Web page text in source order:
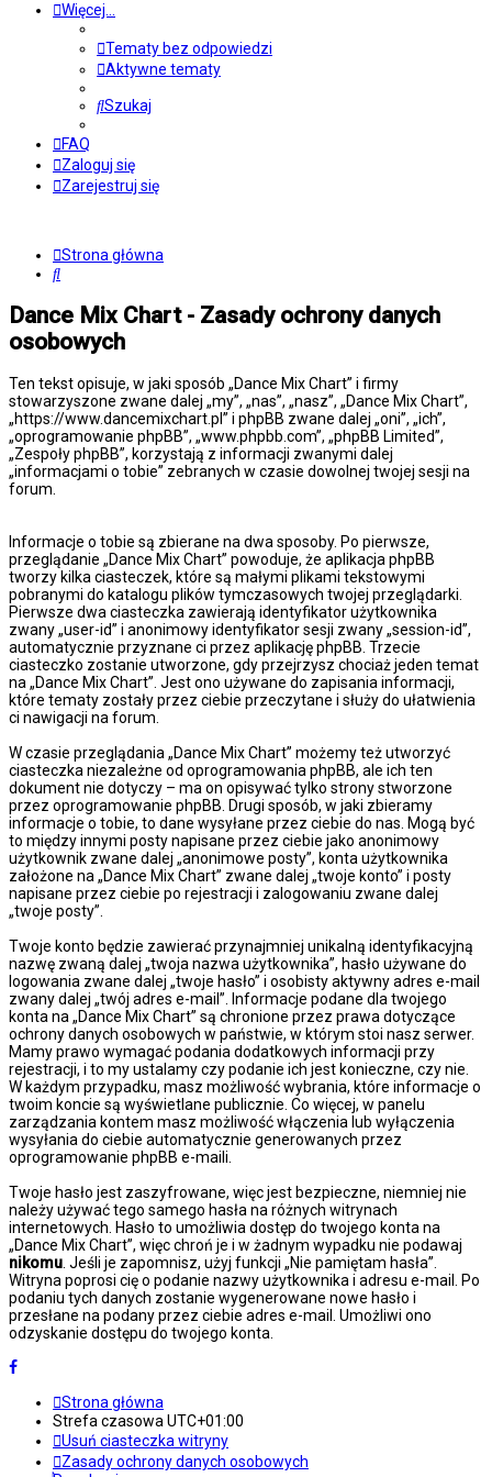
Więcej…
Tematy bez odpowiedzi
Aktywne tematy
Szukaj
FAQ
Zaloguj się
Zarejestruj się
Strona główna
Szukaj
Dance Mix Chart - Zasady ochrony danych
osobowych
Ten tekst opisuje, w jaki sposób „Dance Mix Chart” i firmy
stowarzyszone zwane dalej „my”, „nas”, „nasz”, „Dance Mix Chart”,
„https://www.dancemixchart.pl” i phpBB zwane dalej „oni”, „ich”,
„oprogramowanie phpBB”, „www.phpbb.com”, „phpBB Limited”,
„Zespoły phpBB”, korzystają z informacji zwanymi dalej
„informacjami o tobie” zebranych w czasie dowolnej twojej sesji na
forum.
Informacje o tobie są zbierane na dwa sposoby. Po pierwsze,
przeglądanie „Dance Mix Chart” powoduje, że aplikacja phpBB
tworzy kilka ciasteczek, które są małymi plikami tekstowymi
pobranymi do katalogu plików tymczasowych twojej przeglądarki.
Pierwsze dwa ciasteczka zawierają identyfikator użytkownika
zwany „user-id” i anonimowy identyfikator sesji zwany „session-id”,
automatycznie przyznane ci przez aplikację phpBB. Trzecie
ciasteczko zostanie utworzone, gdy przejrzysz chociaż jeden temat
na „Dance Mix Chart”. Jest ono używane do zapisania informacji,
które tematy zostały przez ciebie przeczytane i służy do ułatwienia
ci nawigacji na forum.
W czasie przeglądania „Dance Mix Chart” możemy też utworzyć
ciasteczka niezależne od oprogramowania phpBB, ale ich ten
dokument nie dotyczy – ma on opisywać tylko strony stworzone
przez oprogramowanie phpBB. Drugi sposób, w jaki zbieramy
informacje o tobie, to dane wysyłane przez ciebie do nas. Mogą być
to między innymi posty napisane przez ciebie jako anonimowy
użytkownik zwane dalej „anonimowe posty”, konta użytkownika
założone na „Dance Mix Chart” zwane dalej „twoje konto” i posty
napisane przez ciebie po rejestracji i zalogowaniu zwane dalej
„twoje posty”.
Twoje konto będzie zawierać przynajmniej unikalną identyfikacyjną
nazwę zwaną dalej „twoja nazwa użytkownika”, hasło używane do
logowania zwane dalej „twoje hasło” i osobisty aktywny adres e-mail
zwany dalej „twój adres e-mail”. Informacje podane dla twojego
konta na „Dance Mix Chart” są chronione przez prawa dotyczące
ochrony danych osobowych w państwie, w którym stoi nasz serwer.
Mamy prawo wymagać podania dodatkowych informacji przy
rejestracji, i to my ustalamy czy podanie ich jest konieczne, czy nie.
W każdym przypadku, masz możliwość wybrania, które informacje o
twoim koncie są wyświetlane publicznie. Co więcej, w panelu
zarządzania kontem masz możliwość włączenia lub wyłączenia
wysyłania do ciebie automatycznie generowanych przez
oprogramowanie phpBB e-maili.
Twoje hasło jest zaszyfrowane, więc jest bezpieczne, niemniej nie
należy używać tego samego hasła na różnych witrynach
internetowych. Hasło to umożliwia dostęp do twojego konta na
„Dance Mix Chart”, więc chroń je i w żadnym wypadku nie podawaj
nikomu . Jeśli je zapomnisz, użyj funkcji „Nie pamiętam hasła”.
Witryna poprosi cię o podanie nazwy użytkownika i adresu e-mail. Po
podaniu tych danych zostanie wygenerowane nowe hasło i
przesłane na podany przez ciebie adres e-mail. Umożliwi ono
odzyskanie dostępu do twojego konta.
Strona główna
Strefa czasowa UTC+01:00
Usuń ciasteczka witryny
Zasady ochrony danych osobowych